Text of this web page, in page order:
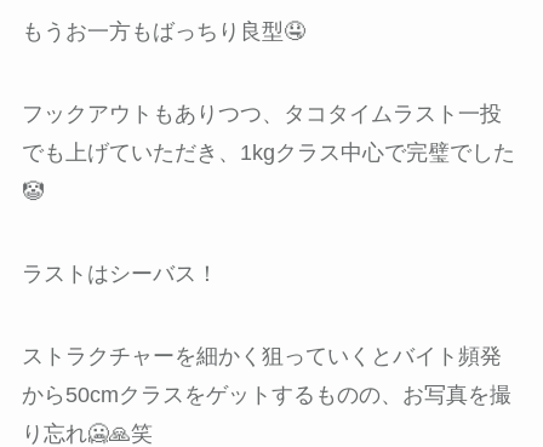
もうお一方もばっちり良型🤤
フックアウトもありつつ、タコタイムラスト一投
でも上げていただき、1kgクラス中心で完璧でした
🤡
ラストはシーバス！
ストラクチャーを細かく狙っていくとバイト頻発
から50cmクラスをゲットするものの、お写真を撮
り忘れ🥶🙏笑